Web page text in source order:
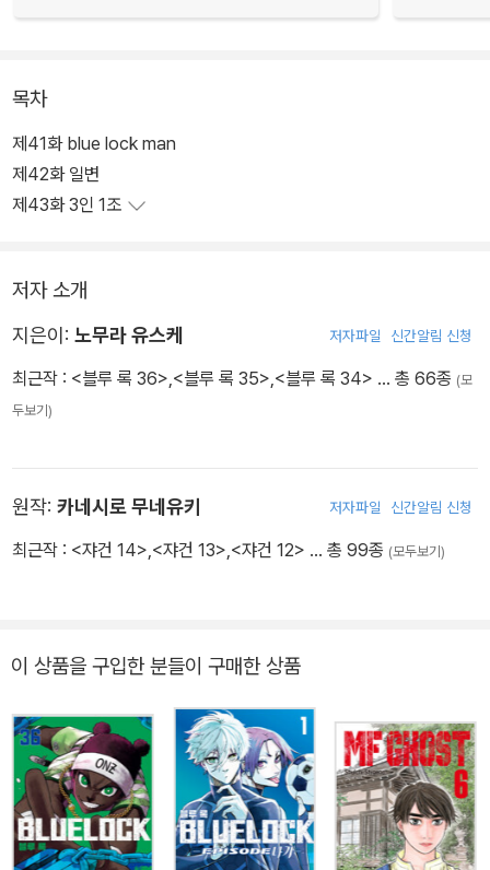
목차
제41화 blue lock man
제42화 일변
제43화 3인 1조
저자 소개
지은이: 노무라 유스케 저자파일 신간알림 신청
최근작 : <블루 록 36>,<블루 록 35>,<블루 록 34> … 총 66종 (모
두보기)
원작: 카네시로 무네유키 저자파일 신간알림 신청
최근작 : <쟈건 14>,<쟈건 13>,<쟈건 12> … 총 99종 (모두보기)
이 상품을 구입한 분들이 구매한 상품